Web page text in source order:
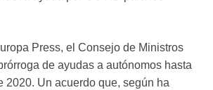
Press, el Consejo de Ministros
de ayudas a autónomos hasta
2020. Un acuerdo que, según ha